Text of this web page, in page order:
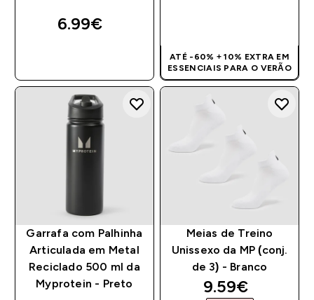
6.99€‎
ATÉ -60% + 10% EXTRA EM
ESSENCIAIS PARA O VERÃO
Garrafa com Palhinha
Articulada em Metal
Reciclado 500 ml da
Myprotein - Preto
Meias de Treino
Unissexo da MP (conj.
de 3) - Branco
discounted
9.59€‎